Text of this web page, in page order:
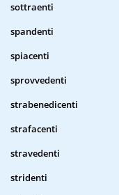
sottraenti
spandenti
spiacenti
sprovvedenti
strabenedicenti
strafacenti
stravedenti
stridenti